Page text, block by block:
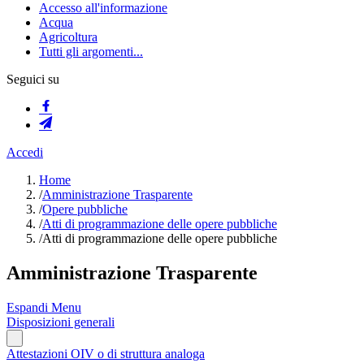
Accesso all'informazione
Acqua
Agricoltura
Tutti gli argomenti...
Seguici su
Accedi
Home
/Amministrazione Trasparente
/Opere pubbliche
/Atti di programmazione delle opere pubbliche
/Atti di programmazione delle opere pubbliche
Amministrazione Trasparente
Espandi Menu
Disposizioni generali
Attestazioni OIV o di struttura analoga